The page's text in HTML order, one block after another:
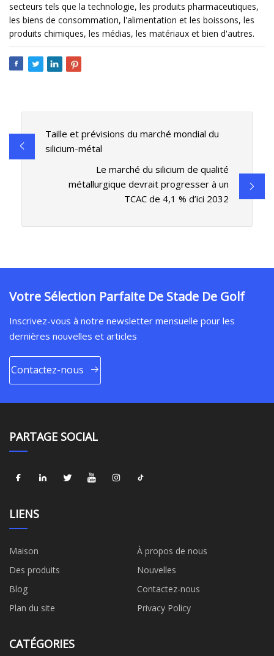
secteurs tels que la technologie, les produits pharmaceutiques,
les biens de consommation, l'alimentation et les boissons, les
produits chimiques, les médias, les matériaux et bien d'autres.
Taille et prévisions du marché mondial du
silicium-métal
Le marché du silicium de qualité
métallurgique devrait progresser à un
TCAC de 4,1 % d’ici 2032
Votre Sélection Parfaite De Stade De Golf
Inscrivez-vous à notre newsletter mensuelle pour les
dernières nouvelles et articles
Contactez-nous
PARTAGE SOCIAL
LIENS
Maison
À propos de nous
Des produits
Nouvelles
Blog
Contactez-nous
Plan du site
Privacy Policy
CATÉGORIES